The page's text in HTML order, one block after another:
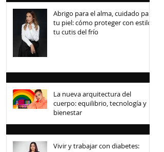
Abrigo para el alma, cuidado para
tu piel: cómo proteger con estilo
tu cutis del frío
La nueva arquitectura del
cuerpo: equilibrio, tecnología y
bienestar
Vivir y trabajar con diabetes: